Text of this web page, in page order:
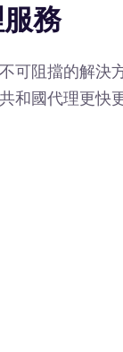
務
可阻擋的解決
和國代理更快